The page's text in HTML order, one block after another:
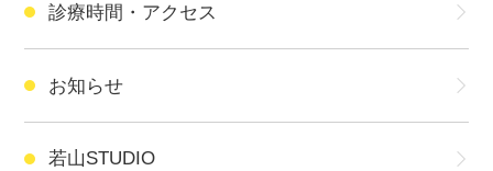
診療時間・アクセス
お知らせ
若山STUDIO